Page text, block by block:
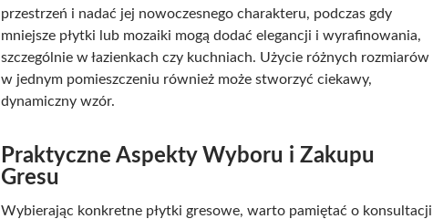
przestrzeń i nadać jej nowoczesnego charakteru, podczas gdy
mniejsze płytki lub mozaiki mogą dodać elegancji i wyrafinowania,
szczególnie w łazienkach czy kuchniach. Użycie różnych rozmiarów
w jednym pomieszczeniu również może stworzyć ciekawy,
dynamiczny wzór.
Praktyczne Aspekty Wyboru i Zakupu
Gresu
Wybierając konkretne płytki gresowe, warto pamiętać o konsultacji